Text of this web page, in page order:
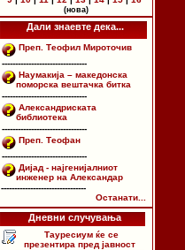
(нова)
Дали знаевте дека...
Преп. Теофил Мироточив
--------------------------------
Наумакија – македонска
поморска вештачка битка
--------------------------------
Александриската
библиотека
--------------------------------
Преп. Теофан
--------------------------------
Дијад - најгенијалниот
инженер на Александар
--------------------------------
Останати...
Дневни случувања
Тауресиум ќе се
презентира пред јавност